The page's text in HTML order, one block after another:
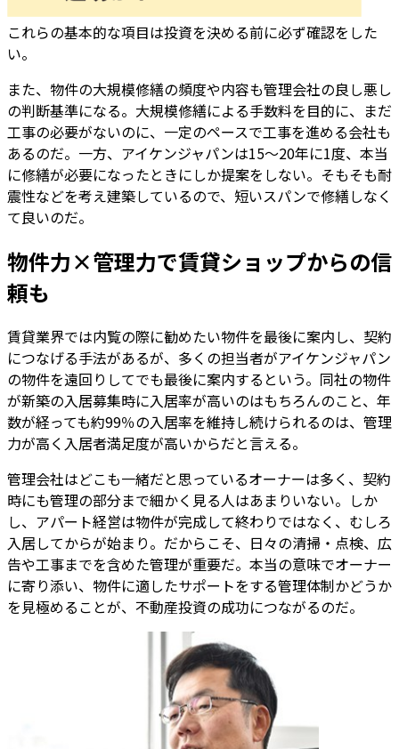
これらの基本的な項目は投資を決める前に必ず確認をした
い。
また、物件の大規模修繕の頻度や内容も管理会社の良し悪し
の判断基準になる。大規模修繕による手数料を目的に、まだ
工事の必要がないのに、一定のペースで工事を進める会社も
あるのだ。一方、アイケンジャパンは15〜20年に1度、本当
に修繕が必要になったときにしか提案をしない。そもそも耐
震性などを考え建築しているので、短いスパンで修繕しなく
て良いのだ。
物件力×管理力で賃貸ショップからの信
頼も
賃貸業界では内覧の際に勧めたい物件を最後に案内し、契約
につなげる手法があるが、多くの担当者がアイケンジャパン
の物件を遠回りしてでも最後に案内するという。同社の物件
が新築の入居募集時に入居率が高いのはもちろんのこと、年
数が経っても約99％の入居率を維持し続けられるのは、管理
力が高く入居者満足度が高いからだと言える。
管理会社はどこも一緒だと思っているオーナーは多く、契約
時にも管理の部分まで細かく見る人はあまりいない。しか
し、アパート経営は物件が完成して終わりではなく、むしろ
入居してからが始まり。だからこそ、日々の清掃・点検、広
告や工事までを含めた管理が重要だ。本当の意味でオーナー
に寄り添い、物件に適したサポートをする管理体制かどうか
を見極めることが、不動産投資の成功につながるのだ。